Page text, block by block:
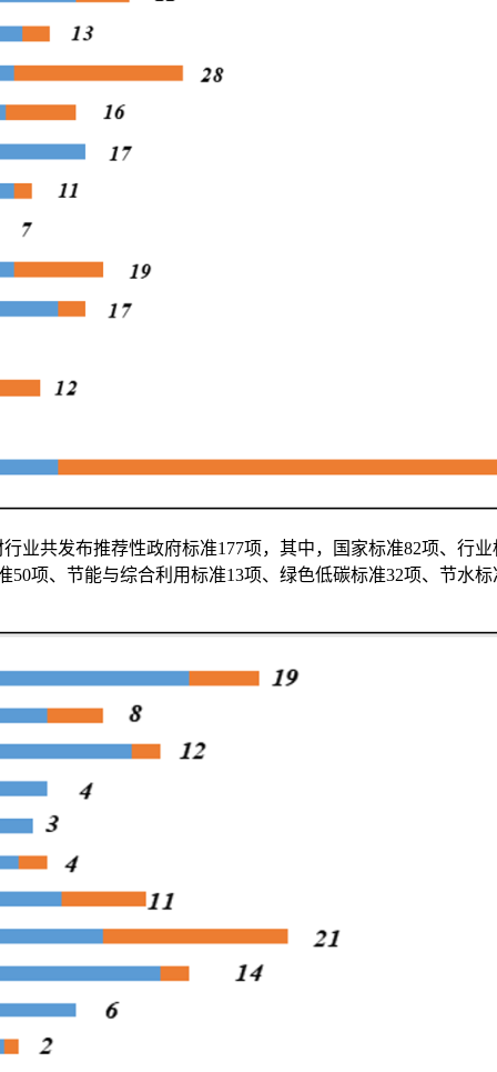
共发布推荐性政府标准177项，其中，国家标准82项、行业
50项、节能与综合利用标准13项、绿色低碳标准32项、节水